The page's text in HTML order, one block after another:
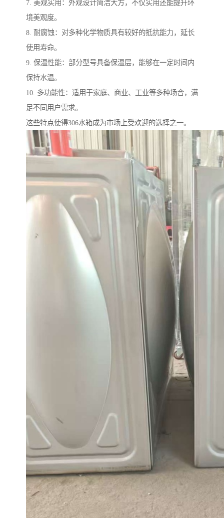
7. 美观实用：外观设计简洁大方，不仅实用还能提升环
境美观度。
8. 耐腐蚀：对多种化学物质具有较好的抵抗能力，延长
使用寿命。
9. 保温性能：部分型号具备保温层，能够在一定时间内
保持水温。
10. 多功能性：适用于家庭、商业、工业等多种场合，满
足不同用户需求。
这些特点使得306水箱成为市场上受欢迎的选择之一。